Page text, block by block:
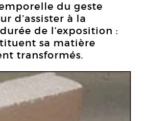
du geste
d’assister à la
de l’exposition :
sa matière
transformés.